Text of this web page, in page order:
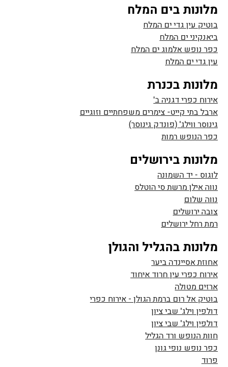
מלונות בים המלח
בוטיק עין גדי ים המלח
ביאנקיני ים המלח
כפר נופש אלמוג ים המלח
עין גדי ים המלח
מלונות בכנרת
אירוח כפרי דגניה ב'
ארבל בתי קייט- צימרים משפחתיים וזוגיים
גינוסר ווילג' (פונדק גינוסר)
כפר הנופש רמות
מלונות בירושלים
לוגוס - יד השמונה
נווה אילן מרשת סי הוטלס
נווה שלום
צובה ירושלים
רמת רחל ירושלים
מלונות בהגליל והגולן
אחוזת אסיינדה ביער
אירוח כפרי עין חרוד איחוד
ארזים מטולה
בוטיק אל רום ברמת הגולן - אירוח כפרי
דולפין וילג' שבי ציון
דולפין וילג' שבי ציון
חוות הנופש ורד הגליל
כפר נופש נופי גונן
פרוד‎‎